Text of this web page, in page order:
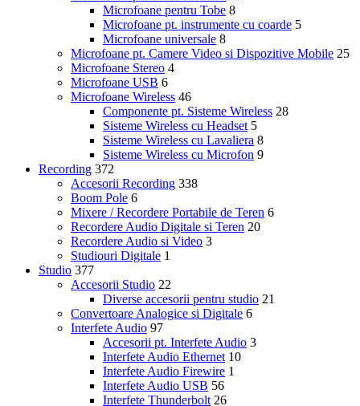
Microfoane pentru Tobe 8
Microfoane pt. instrumente cu coarde 5
Microfoane universale 8
Microfoane pt. Camere Video si Dispozitive Mobile 25
Microfoane Stereo 4
Microfoane USB 6
Microfoane Wireless 46
Componente pt. Sisteme Wireless 28
Sisteme Wireless cu Headset 5
Sisteme Wireless cu Lavaliera 8
Sisteme Wireless cu Microfon 9
Recording 372
Accesorii Recording 338
Boom Pole 6
Mixere / Recordere Portabile de Teren 6
Recordere Audio Digitale si Teren 20
Recordere Audio si Video 3
Studiouri Digitale 1
Studio 377
Accesorii Studio 22
Diverse accesorii pentru studio 21
Convertoare Analogice si Digitale 6
Interfete Audio 97
Accesorii pt. Interfete Audio 3
Interfete Audio Ethernet 10
Interfete Audio Firewire 1
Interfete Audio USB 56
Interfete Thunderbolt 26